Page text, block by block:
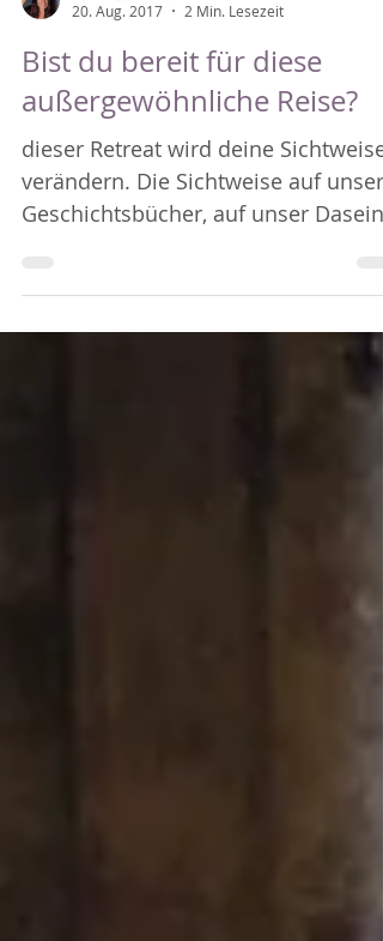
Healing Journey - Marisa
20. Aug. 2017
2 Min. Lesezeit
Bist du bereit für diese
außergewöhnliche Reise?
dieser Retreat wird deine Sichtweise
auf dich selbst. Herzöffnungen